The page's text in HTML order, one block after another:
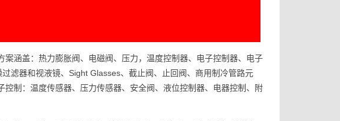
涵盖：热力膨胀阀、电磁阀、压力，温度控制器、电子控制器、电子
滤器和视液镜、Sight Glasses、截止阀、止回阀、商用制冷管路元
制：温度传感器、压力传感器、安全阀、液位控制器、电器控制、附